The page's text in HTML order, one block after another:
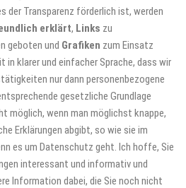
der Transparenz förderlich ist, werden
erklärt, Links zu
geboten und Grafiken zum Einsatz
in klarer und einfacher Sprache, dass wir
nur dann personenbezogene
gesetzliche Grundlage
möglich, wenn man möglichst knappe,
Erklärungen abgibt, so wie sie im
es um Datenschutz geht. Ich hoffe, Sie
interessant und informativ und
Information dabei, die Sie noch nicht